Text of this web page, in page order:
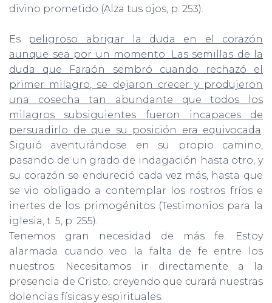
divino prometido (Alza tus ojos, p. 253).
Es peligroso abrigar la duda en el corazón
aunque sea por un momento. Las semillas de la
duda que Faraón sembró cuando rechazó el
primer milagro, se dejaron crecer y produjeron
una cosecha tan abundante que todos los
milagros subsiguientes fueron incapaces de
persuadirlo de que su posición era equivocada.
Siguió aventurándose en su propio camino,
pasando de un grado de indagación hasta otro, y
su corazón se endureció cada vez más, hasta que
se vio obligado a contemplar los rostros fríos e
inertes de los primogénitos (Testimonios para la
iglesia, t. 5, p. 255).
Tenemos gran necesidad de más fe. Estoy
alarmada cuando veo la falta de fe entre los
nuestros. Necesitamos ir directamente a la
presencia de Cristo, creyendo que curará nuestras
dolencias físicas y espirituales.